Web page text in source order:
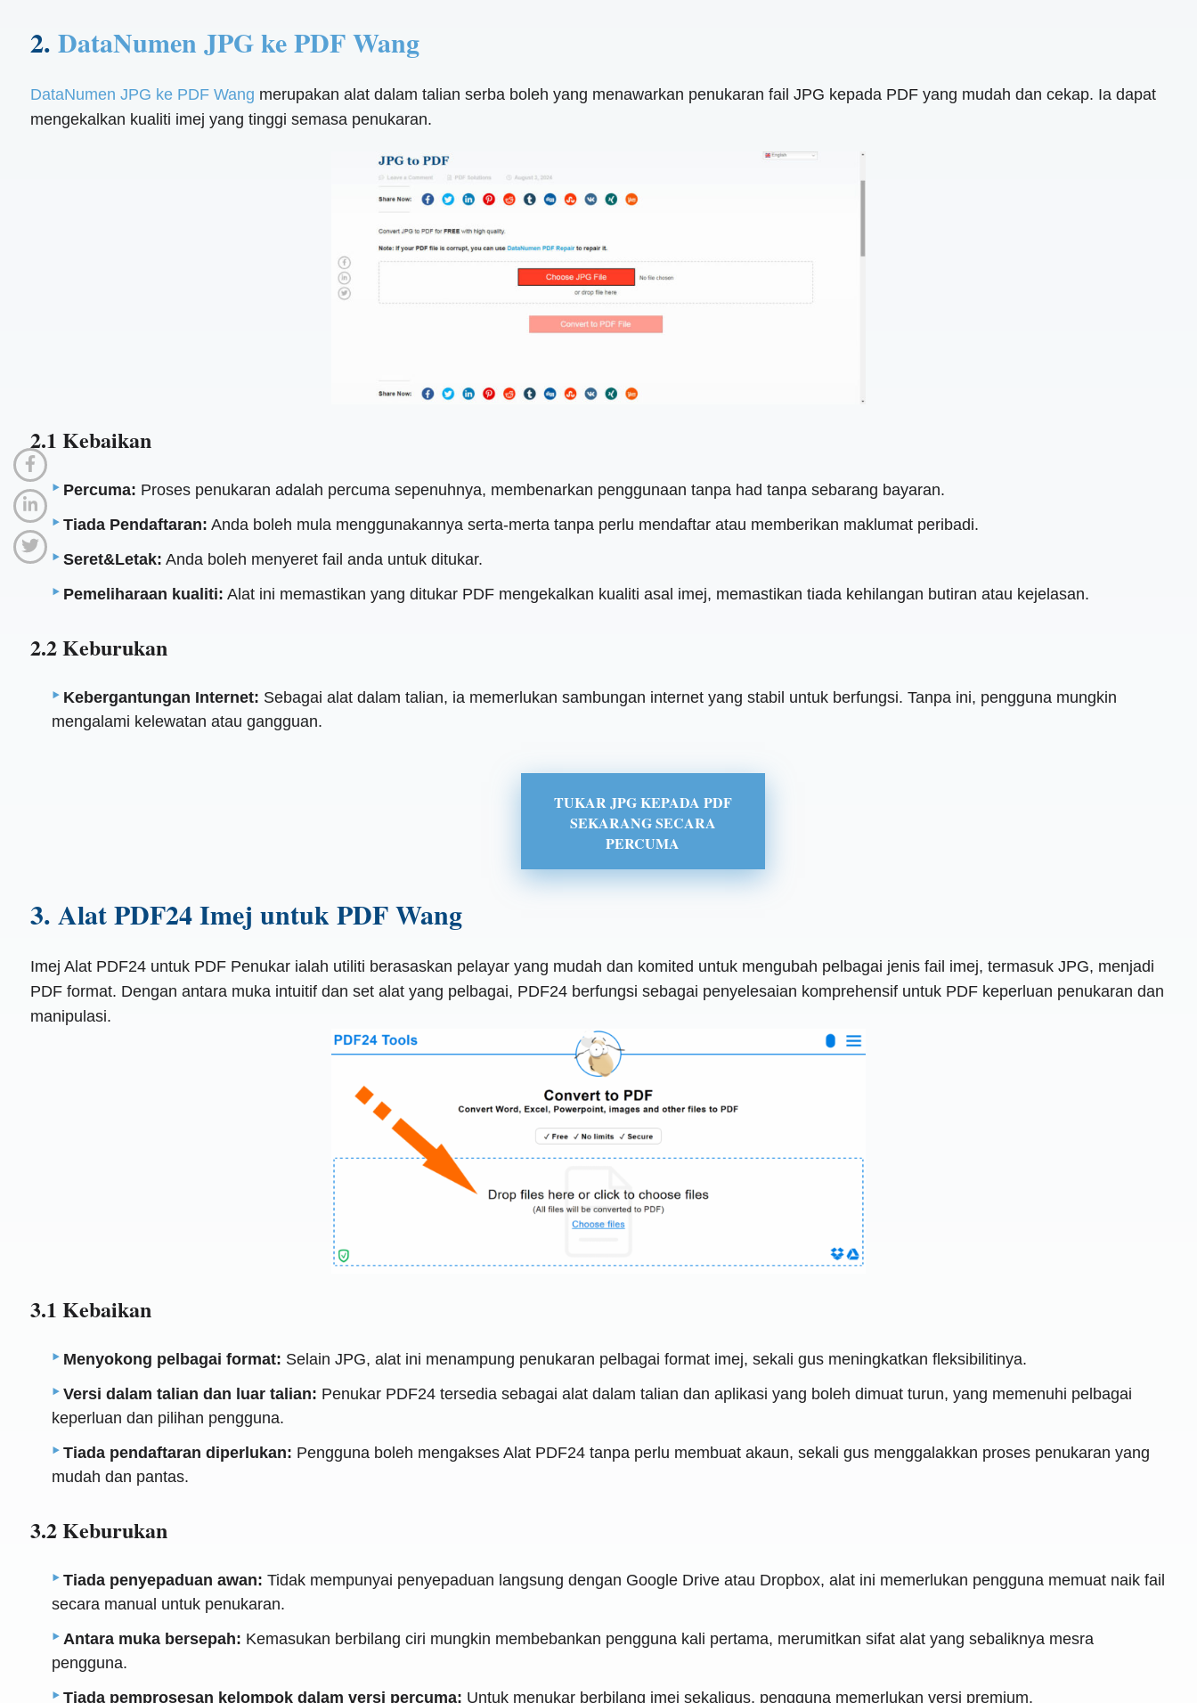
2. DataNumen JPG ke PDF Wang
DataNumen JPG ke PDF Wang merupakan alat dalam talian serba boleh yang menawarkan penukaran fail JPG kepada PDF yang mudah dan cekap. Ia dapat
mengekalkan kualiti imej yang tinggi semasa penukaran.
2.1 Kebaikan
Percuma: Proses penukaran adalah percuma sepenuhnya, membenarkan penggunaan tanpa had tanpa sebarang bayaran.
Tiada Pendaftaran: Anda boleh mula menggunakannya serta-merta tanpa perlu mendaftar atau memberikan maklumat peribadi.
Seret&Letak: Anda boleh menyeret fail anda untuk ditukar.
Pemeliharaan kualiti: Alat ini memastikan yang ditukar PDF mengekalkan kualiti asal imej, memastikan tiada kehilangan butiran atau kejelasan.
2.2 Keburukan
Kebergantungan Internet: Sebagai alat dalam talian, ia memerlukan sambungan internet yang stabil untuk berfungsi. Tanpa ini, pengguna mungkin
mengalami kelewatan atau gangguan.
TUKAR JPG KEPADA PDF
SEKARANG SECARA
PERCUMA
3. Alat PDF24 Imej untuk PDF Wang
Imej Alat PDF24 untuk PDF Penukar ialah utiliti berasaskan pelayar yang mudah dan komited untuk mengubah pelbagai jenis fail imej, termasuk JPG, menjadi
PDF format. Dengan antara muka intuitif dan set alat yang pelbagai, PDF24 berfungsi sebagai penyelesaian komprehensif untuk PDF keperluan penukaran dan
manipulasi.
3.1 Kebaikan
Menyokong pelbagai format: Selain JPG, alat ini menampung penukaran pelbagai format imej, sekali gus meningkatkan fleksibilitinya.
Versi dalam talian dan luar talian: Penukar PDF24 tersedia sebagai alat dalam talian dan aplikasi yang boleh dimuat turun, yang memenuhi pelbagai
keperluan dan pilihan pengguna.
Tiada pendaftaran diperlukan: Pengguna boleh mengakses Alat PDF24 tanpa perlu membuat akaun, sekali gus menggalakkan proses penukaran yang
mudah dan pantas.
3.2 Keburukan
Tiada penyepaduan awan: Tidak mempunyai penyepaduan langsung dengan Google Drive atau Dropbox, alat ini memerlukan pengguna memuat naik fail
secara manual untuk penukaran.
Antara muka bersepah: Kemasukan berbilang ciri mungkin membebankan pengguna kali pertama, merumitkan sifat alat yang sebaliknya mesra
pengguna.
Tiada pemprosesan kelompok dalam versi percuma: Untuk menukar berbilang imej sekaligus, pengguna memerlukan versi premium.